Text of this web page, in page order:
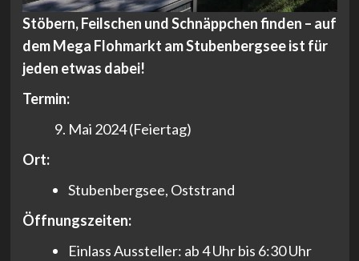
Stöbern, Feilschen und Schnäppchen finden – auf
dem Mega Flohmarkt am Stubenbergsee ist für
jeden etwas dabei!
Termin:
Mai 2024 (Feiertag)
Ort:
Stubenbergsee, Oststrand
Öffnungszeiten:
Einlass Aussteller: ab 4 Uhr bis 6:30 Uhr